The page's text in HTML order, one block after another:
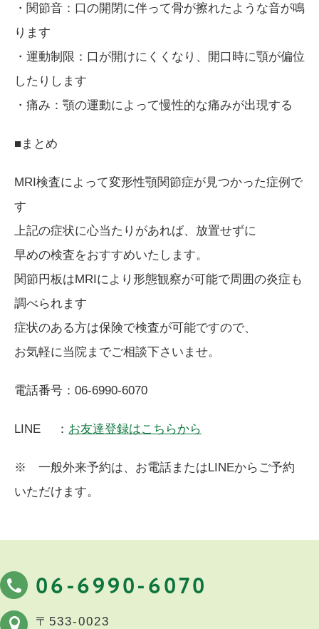
・関節音：口の開閉に伴って骨が擦れたような音が鳴
ります
・運動制限：口が開けにくくなり、開口時に顎が偏位
したりします
・痛み：顎の運動によって慢性的な痛みが出現する
■まとめ
MRI検査によって変形性顎関節症が見つかった症例で
す
上記の症状に心当たりがあれば、放置せずに
早めの検査をおすすめいたします。
関節円板はMRIにより形態観察が可能で周囲の炎症も
調べられます
症状のある方は保険で検査が可能ですので、
お気軽に当院までご相談下さいませ。
電話番号：06-6990-6070
LINE ： お友達登録はこちらから
※ 一般外来予約は、お電話またはLINEからご予約
いただけます。
06-6990-6070
〒533-0023